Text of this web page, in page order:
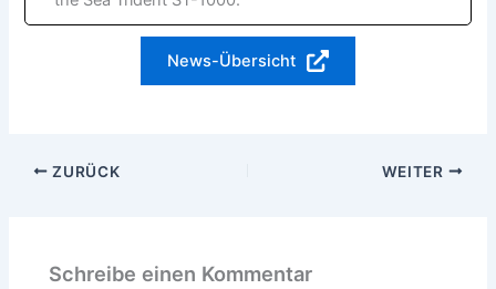
News-Übersicht
ZURÜCK WEITER
Schreibe einen Kommentar